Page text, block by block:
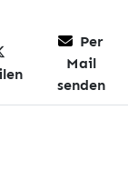
Per
Mail
senden